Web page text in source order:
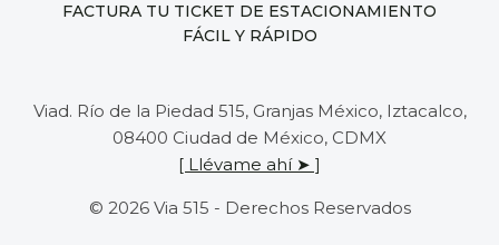
FACTURA TU TICKET DE ESTACIONAMIENTO
FÁCIL Y RÁPIDO
Viad. Río de la Piedad 515, Granjas México, Iztacalco,
08400 Ciudad de México, CDMX
[ Llévame ahí ➤ ]
© 2026 Via 515 - Derechos Reservados